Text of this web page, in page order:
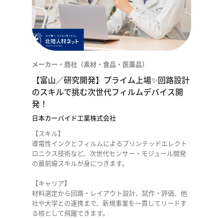
メーカー・商社（素材・食品・医薬品）
【富山／研究開発】プライム上場✨回路設計
のスキルで挑む次世代フィルムデバイス開
発！
日本カーバイド工業株式会社
【スキル】
導電性インクとフィルムによるプリンテッドエレクト
ロニクス技術など、次世代センサー・モジュール開発
の最前線スキルが身につきます。
【キャリア】
材料選定から回路・レイアウト設計、試作・評価、他
社や大学との連携まで、新規事業を一貫してリードす
る核として飛躍できます。